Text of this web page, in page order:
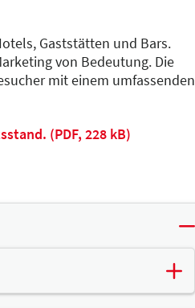
Gaststätten und Bars.
von Bedeutung. Die
mit einem umfassenden
(PDF, 228 kB)
mit sich: